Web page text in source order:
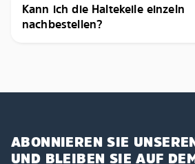
Kann ich die Haltekeile einzeln
nachbestellen?
ABONNIEREN SIE
UND BLEIBEN SIE AUF